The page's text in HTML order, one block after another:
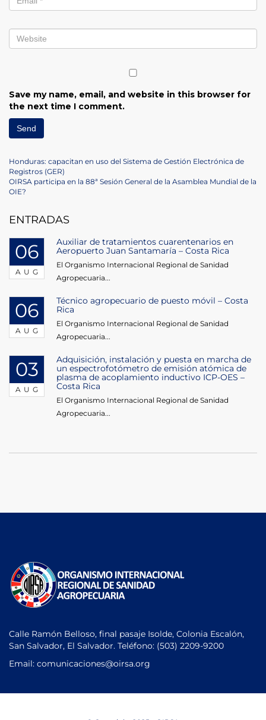
Save my name, email, and website in this browser for
the next time I comment.
Post
navigation
Previous
Post
Honduras: capacitan en uso del Sistema de Gestión Electrónica de
Registros (GER)
Next
Post
OIRSA participa en la 88ª Sesión General de la Asamblea Mundial de la
OIE?
ENTRADAS
06
AUG
Auxiliar de tratamientos cuarentenarios en
Aeropuerto Juan Santamaría – Costa Rica
El Organismo Internacional Regional de Sanidad
Agropecuaria...
06
AUG
Técnico agropecuario de puesto móvil – Costa
Rica
El Organismo Internacional Regional de Sanidad
Agropecuaria...
03
AUG
Adquisición, instalación y puesta en marcha de
un espectrofotómetro de emisión atómica de
plasma de acoplamiento inductivo ICP-OES –
Costa Rica
El Organismo Internacional Regional de Sanidad
Agropecuaria...
Calle Ramón Belloso, final pasaje Isolde, Colonia Escalón,
San Salvador, El Salvador. Teléfono: (503) 2209-9200
Email: comunicaciones@oirsa.org